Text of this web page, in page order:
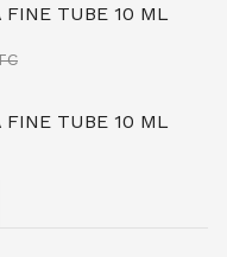
FINE TUBE 10 ML
FINE TUBE 10 ML
FINE TUBE 10 ML